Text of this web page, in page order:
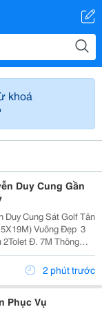
khoá
Duy Cung Gần
Duy Cung Sát Golf Tân
Vuông Đẹp ️ 3
Thông
Điện
2 phút trước
Phục Vụ